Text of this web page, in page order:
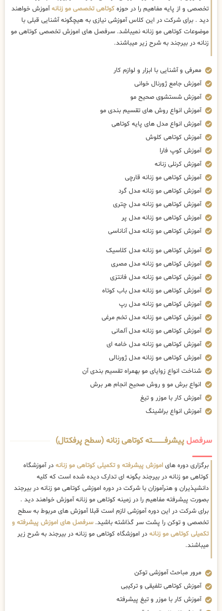
تخصصی و از پایه مفاهیم را در حوزه کوتاهی تخصصی مو زنانهآموزش خواهند
دید . برای شرکت در این کلاس آموزشی نیازی به هیچگونه آشنایی قبلی با
موضوعات کوتاهی مو زنانه نمیباشد. سرفصل های اموزش تخصصی کوتاهی مو
زنانه در بیرجند به شرح زیر میباشند.
معرفی و آشنایی با ابزار و لوازم کار
آموزش جامع ژورنال خوانی
آموزش شستشوی صحیح مو
آموزش انواع روش های تقسیم بندی مو
آموزش انواع مدل های پایه کوتاهی
آموزش کوتاهی کلوش
آموزش کوپ فارا
آموزش کرنلی زنانه
آموزش کوتاهی مو زنانه قارچی
آموزش کوتاهی مو زنانه مدل گرد
آموزش کوتاهی مو زنانه مدل چتری
آموزش کوتاهی مو زنانه مدل پر
آموزش کوتاهی مو زنانه مدل آناناسی
آموزش کوتاهی مو زنانه مدل کلاسیک
آموزش کوتاهی مو زنانه مدل مصری
آموزش کوتاهی مو زنانه مدل فانتزی
آموزش کوتاهی مو زنانه مدل باب کوتاه
آموزش کوتاهی مو زنانه مدل رپ
آموزش کوتاهی مو زنانه مدل تخم مرغی
آموزش کوتاهی مو زنانه مدل آلمانی
آموزش کوتاهی مو زنانه مدل خامه ای
آموزش کوتاهی مو زنانه مدل ژورنالی
شناخت انواع زوایای مو بهمراه تقسیم بندی آن
انواع برش مو و روش صحیح انجام هر برش
آموزش کار با موزر و تیغ
آموزش انواع براشینگ
سرفصلپیشرفــــــــــــته کوتاهی زنانه (سطح پرفکتال)
برگزاری دوره های اموزش پیشرفته و تکمیلی کوتاهی مو زنانه در آموزشگاه
کوتاهی مو زنانه در بیرجند بگونه ای تدارک دیده شده است که کلیه
دانشپذیران و هنرآموزان با شرکت در دوره اموزشی کوتاهی مو زنانه در بیرجند
بصورت پیشرفته مفاهیم را در زمینه کوتاهی مو زنانه آموزش خواهند دید .
برای شرکت در این دوره آموزشی لازم است قبلا آموزش های مربوط به سطح
تخصصی و توکن را پشت سر گذاشته باشید.سرفصل های اموزش پیشرفته و
تکمیلی کوتاهی مو زنانه در اموزشگاه کوتاهی مو زنانه در بیرجند به شرح زیر
میباشند.
مرور مباحث آموزشی توکن
آموزش کوتاهی تلفیقی و ترکیبی
آموزش کار با موزر و تیغ پیشرفته